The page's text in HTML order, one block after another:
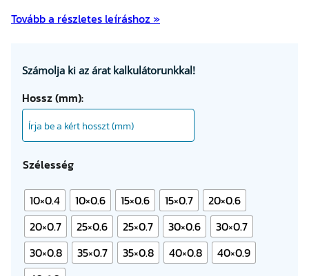
Tovább a részletes leíráshoz »
Számolja ki az árat kalkulátorunkkal!
Hossz (mm):
Szélesség
10×0.4 10×0.6 15×0.6 15×0.7
20×0.6
20×0.7
25×0.6 25×0.7 30×0.6
30×0.7
30×0.8
35×0.7 35×0.8 40×0.8
40×0.9